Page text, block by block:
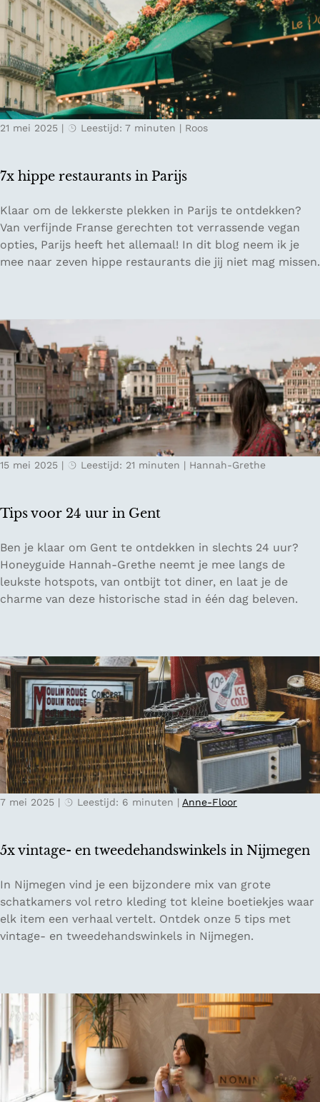
m
r
e
s
g
s
o
o
r
L
e
m
b
u
r
g
7x hippe restaurants in Parijs
21 mei 2025 | Leestijd: 7 minuten | Roos
7
x
h
i
r
e
s
t
a
u
r
a
n
P
a
r
i
Klaar om de lekkerste plekken in Parijs te ontdekken?
Van verfijnde Franse gerechten tot verrassende vegan
opties, Parijs heeft het allemaal! In dit blog neem ik je
mee naar zeven hippe restaurants die jij niet mag missen.
Tips voor 24 uur in Gent
15 mei 2025 | Leestijd: 21 minuten | Hannah-Grethe
T
i
p
s
r
2
4
u
u
r
i
n
G
t
Ben je klaar om Gent te ontdekken in slechts 24 uur?
Honeyguide Hannah-Grethe neemt je mee langs de
leukste hotspots, van ontbijt tot diner, en laat je de
charme van deze historische stad in één dag beleven.
5x vintage- en tweedehandswinkels in Nijmegen
7 mei 2025 | Leestijd: 6 minuten | Anne-Floor
5
x
v
i
g
In Nijmegen vind je een bijzondere mix van grote
schatkamers vol retro kleding tot kleine boetiekjes waar
elk item een verhaal vertelt. Ontdek onze 5 tips met
vintage- en tweedehandswinkels in Nijmegen.